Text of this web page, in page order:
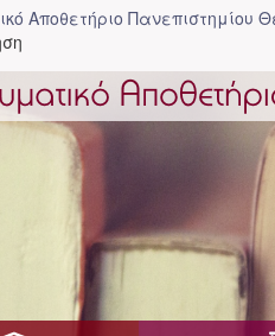
Αποθετήριο Πανεπιστημίου